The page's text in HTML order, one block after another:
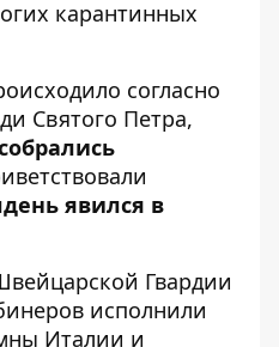
карантинных
согласно
Святого Петра,
явился в
Гвардии
исполнили
Италии и